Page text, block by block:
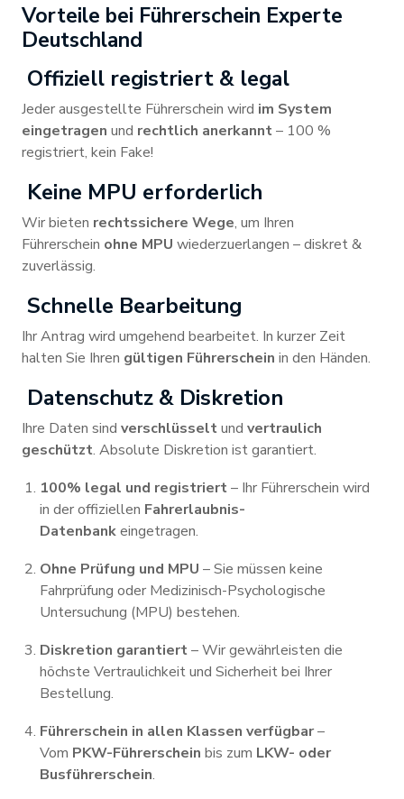
Vorteile bei Führerschein Experte
Deutschland
Offiziell registriert & legal
Jeder ausgestellte Führerschein wird im System
eingetragen und rechtlich anerkannt– 100 %
registriert, kein Fake!
Keine MPU erforderlich
Wir bieten rechtssichere Wege, um Ihren
Führerschein ohne MPU wiederzuerlangen – diskret &
zuverlässig.
Schnelle Bearbeitung
Ihr Antrag wird umgehend bearbeitet. In kurzer Zeit
halten Sie Ihren gültigen Führerschein in den Händen.
Datenschutz & Diskretion
Ihre Daten sind verschlüsseltund vertraulich
geschützt. Absolute Diskretion ist garantiert.
100% legal und registriert– Ihr Führerschein wird
in der offiziellen Fahrerlaubnis-
Datenbankeingetragen.
Ohne Prüfung und MPU – Sie müssen keine
Fahrprüfung oder Medizinisch-Psychologische
Untersuchung (MPU) bestehen.
Diskretion garantiert– Wir gewährleisten die
höchste Vertraulichkeit und Sicherheit bei Ihrer
Bestellung.
Führerschein in allen Klassen verfügbar–
Vom PKW-Führerschein bis zum LKW- oder
Busführerschein.